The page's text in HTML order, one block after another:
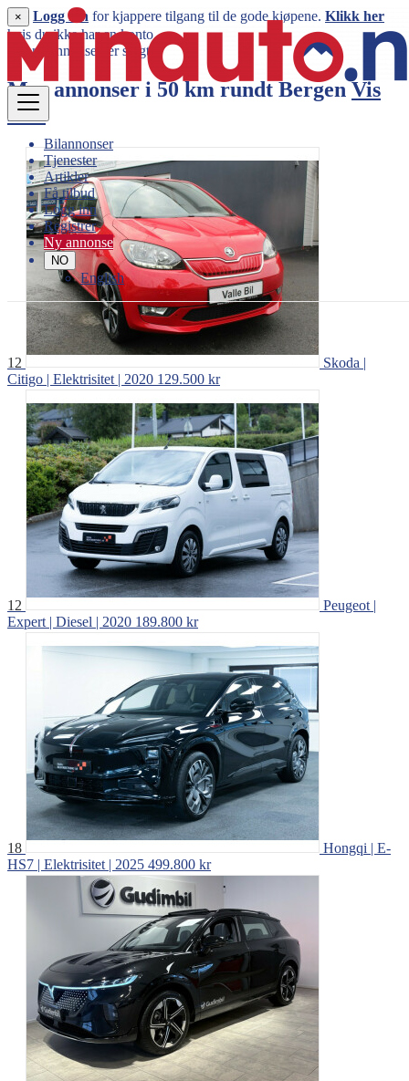
Bilannonser
Tjenester
Artikler
Få tilbud
Logg inn
Registrer
Ny annonse
NO
English
× Logg inn for kjappere tilgang til de gode kjøpene. Klikk her
hvis du ikke har en konto.
Denne annonsen er solgt
Mer annonser i 50 km rundtBergen Vis
mer
12
Skoda |
Citigo | Elektrisitet | 2020 129.500 kr
12
Peugeot |
Expert | Diesel | 2020 189.800 kr
18
Hongqi | E-
HS7 | Elektrisitet | 2025 499.800 kr